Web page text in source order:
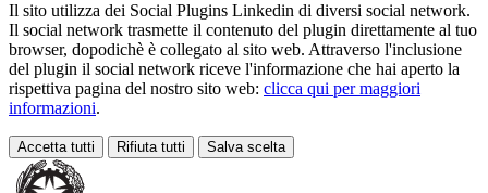
Il sito utilizza dei Social Plugins Linkedin di diversi social network.
Il social network trasmette il contenuto del plugin direttamente al tuo
browser, dopodichè è collegato al sito web. Attraverso l'inclusione
del plugin il social network riceve l'informazione che hai aperto la
rispettiva pagina del nostro sito web: clicca qui per maggiori
informazioni.
Accetta tutti Rifiuta tutti Salva scelta
Loading...